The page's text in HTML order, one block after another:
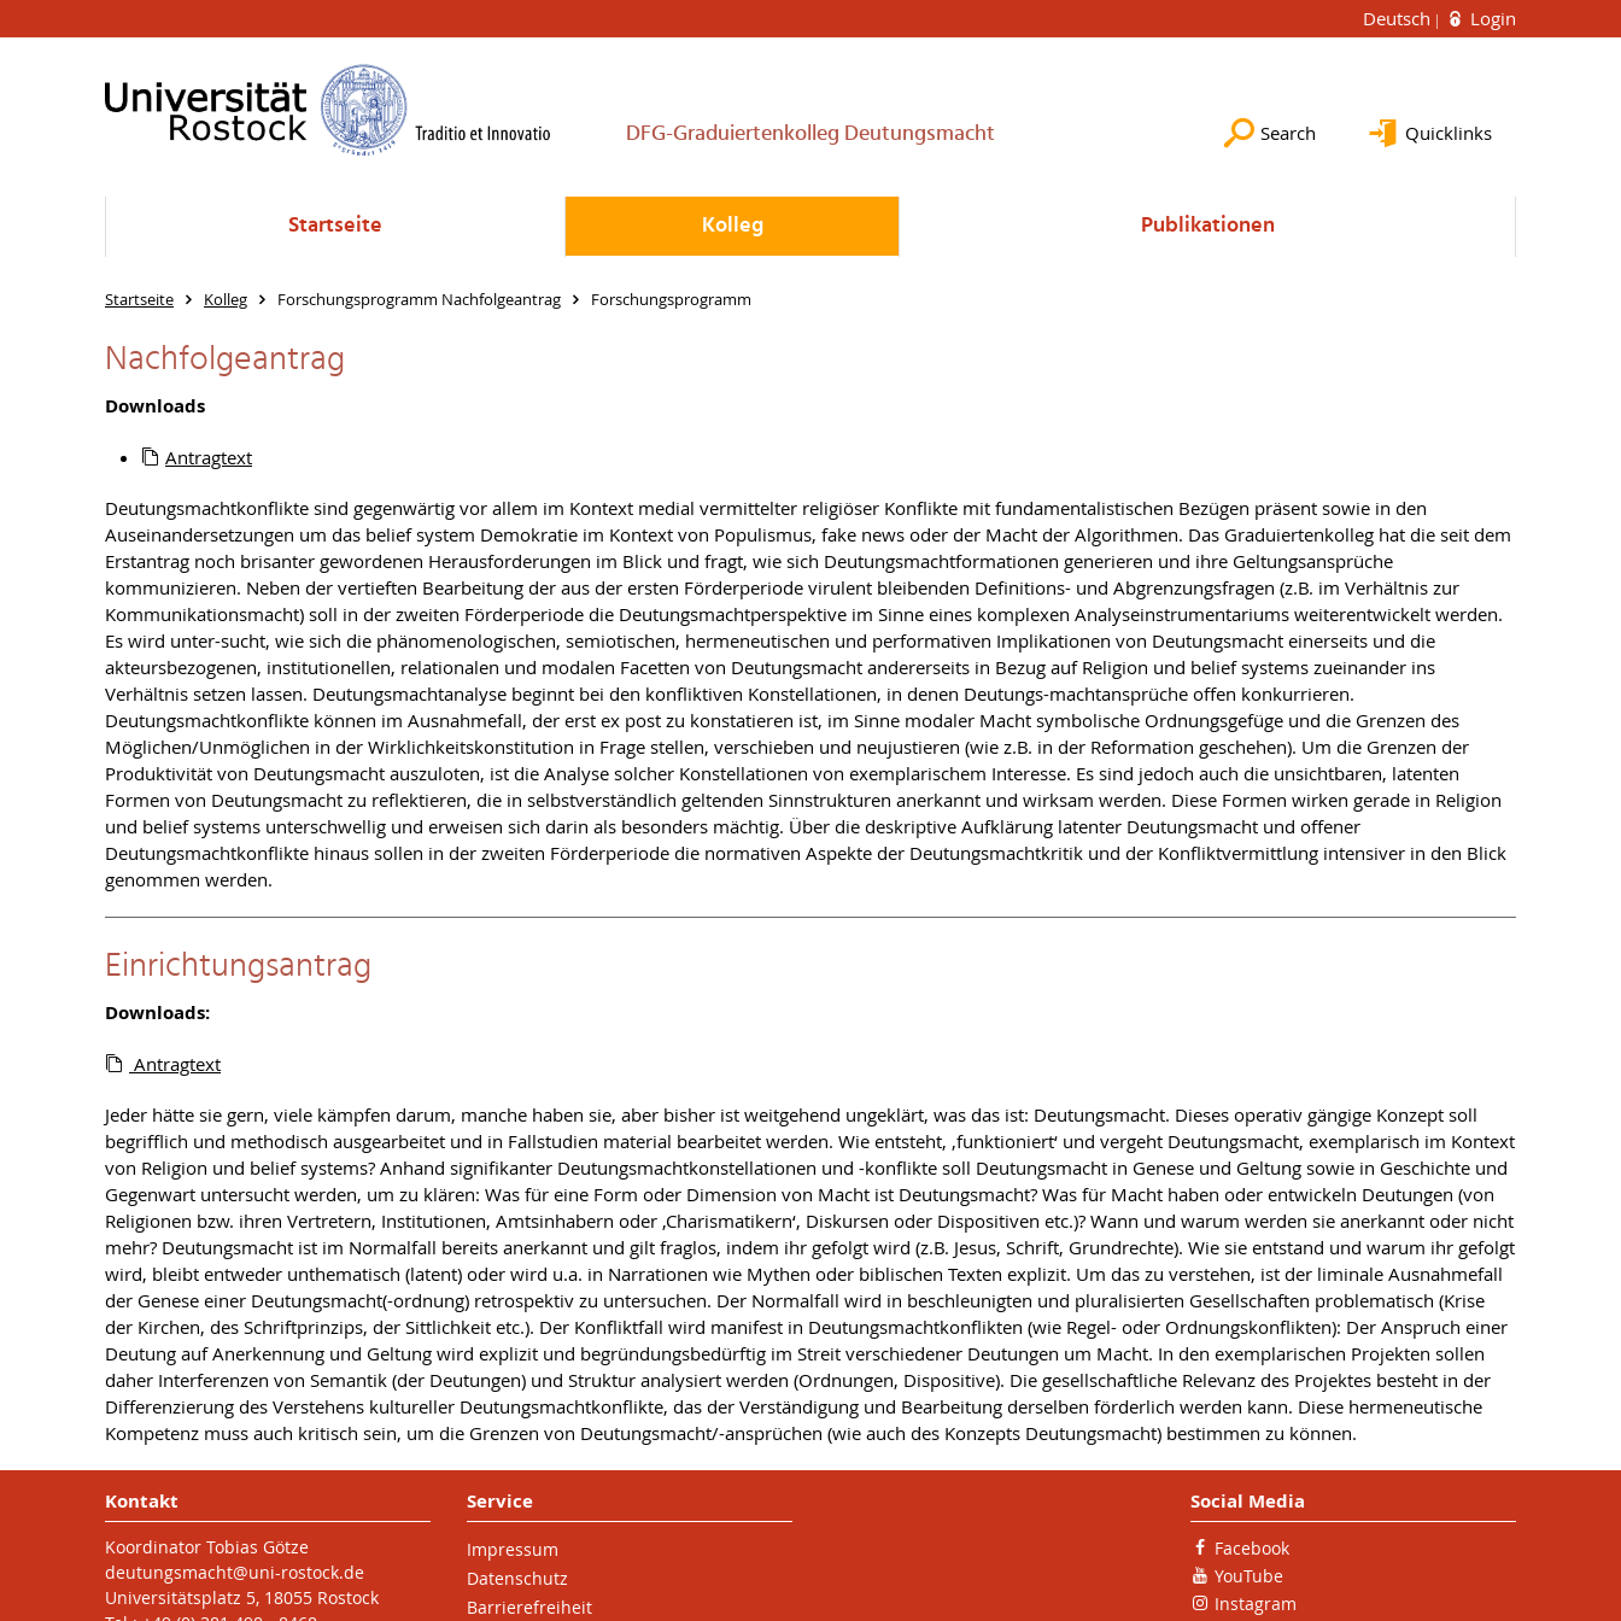
Deutsch Login
DFG-Graduiertenkolleg Deutungsmacht Search Quicklinks
Startseite Kolleg Publikationen
Startseite Kolleg Forschungsprogramm Nachfolgeantrag Forschungsprogramm
Nachfolgeantrag
Downloads
Antragtext
Deutungsmachtkonflikte sind gegenwärtig vor allem im Kontext medial vermittelter religiöser Konflikte mit fundamentalistischen Bezügen präsent sowie in den
Auseinandersetzungen um das belief system Demokratie im Kontext von Populismus, fake news oder der Macht der Algorithmen. Das Graduiertenkolleg hat die seit dem
Erstantrag noch brisanter gewordenen Herausforderungen im Blick und fragt, wie sich Deutungsmachtformationen generieren und ihre Geltungsansprüche
kommunizieren. Neben der vertieften Bearbeitung der aus der ersten Förderperiode virulent bleibenden Definitions- und Abgrenzungsfragen (z.B. im Verhältnis zur
Kommunikationsmacht) soll in der zweiten Förderperiode die Deutungsmachtperspektive im Sinne eines komplexen Analyseinstrumentariums weiterentwickelt werden.
Es wird unter-sucht, wie sich die phänomenologischen, semiotischen, hermeneutischen und performativen Implikationen von Deutungsmacht einerseits und die
akteursbezogenen, institutionellen, relationalen und modalen Facetten von Deutungsmacht andererseits in Bezug auf Religion und belief systems zueinander ins
Verhältnis setzen lassen. Deutungsmachtanalyse beginnt bei den konfliktiven Konstellationen, in denen Deutungs-machtansprüche offen konkurrieren.
Deutungsmachtkonflikte können im Ausnahmefall, der erst ex post zu konstatieren ist, im Sinne modaler Macht symbolische Ordnungsgefüge und die Grenzen des
Möglichen/Unmöglichen in der Wirklichkeitskonstitution in Frage stellen, verschieben und neujustieren (wie z.B. in der Reformation geschehen). Um die Grenzen der
Produktivität von Deutungsmacht auszuloten, ist die Analyse solcher Konstellationen von exemplarischem Interesse. Es sind jedoch auch die unsichtbaren, latenten
Formen von Deutungsmacht zu reflektieren, die in selbstverständlich geltenden Sinnstrukturen anerkannt und wirksam werden. Diese Formen wirken gerade in Religion
und belief systems unterschwellig und erweisen sich darin als besonders mächtig. Über die deskriptive Aufklärung latenter Deutungsmacht und offener
Deutungsmachtkonflikte hinaus sollen in der zweiten Förderperiode die normativen Aspekte der Deutungsmachtkritik und der Konfliktvermittlung intensiver in den Blick
genommen werden.
Einrichtungsantrag
Downloads:
Antragtext
Jeder hätte sie gern, viele kämpfen darum, manche haben sie, aber bisher ist weitgehend ungeklärt, was das ist: Deutungsmacht. Dieses operativ gängige Konzept soll
begrifflich und methodisch ausgearbeitet und in Fallstudien material bearbeitet werden. Wie entsteht, ‚funktioniert‘ und vergeht Deutungsmacht, exemplarisch im Kontext
von Religion und belief systems? Anhand signifikanter Deutungsmachtkonstellationen und -konflikte soll Deutungsmacht in Genese und Geltung sowie in Geschichte und
Gegenwart untersucht werden, um zu klären: Was für eine Form oder Dimension von Macht ist Deutungsmacht? Was für Macht haben oder entwickeln Deutungen (von
Religionen bzw. ihren Vertretern, Institutionen, Amtsinhabern oder ‚Charismatikern‘, Diskursen oder Dispositiven etc.)? Wann und warum werden sie anerkannt oder nicht
mehr? Deutungsmacht ist im Normalfall bereits anerkannt und gilt fraglos, indem ihr gefolgt wird (z.B. Jesus, Schrift, Grundrechte). Wie sie entstand und warum ihr gefolgt
wird, bleibt entweder unthematisch (latent) oder wird u.a. in Narrationen wie Mythen oder biblischen Texten explizit. Um das zu verstehen, ist der liminale Ausnahmefall
der Genese einer Deutungsmacht(-ordnung) retrospektiv zu untersuchen. Der Normalfall wird in beschleunigten und pluralisierten Gesellschaften problematisch (Krise
der Kirchen, des Schriftprinzips, der Sittlichkeit etc.). Der Konfliktfall wird manifest in Deutungsmachtkonflikten (wie Regel- oder Ordnungskonflikten): Der Anspruch einer
Deutung auf Anerkennung und Geltung wird explizit und begründungsbedürftig im Streit verschiedener Deutungen um Macht. In den exemplarischen Projekten sollen
daher Interferenzen von Semantik (der Deutungen) und Struktur analysiert werden (Ordnungen, Dispositive). Die gesellschaftliche Relevanz des Projektes besteht in der
Differenzierung des Verstehens kultureller Deutungsmachtkonflikte, das der Verständigung und Bearbeitung derselben förderlich werden kann. Diese hermeneutische
Kompetenz muss auch kritisch sein, um die Grenzen von Deutungsmacht/-ansprüchen (wie auch des Konzepts Deutungsmacht) bestimmen zu können.
Kontakt
Koordinator Tobias Götze
deutungsmacht@uni-rostock.de
Universitätsplatz 5, 18055 Rostock
Service
Impressum
Datenschutz
Barrierefreiheit
Social Media
Facebook
YouTube
Instagram